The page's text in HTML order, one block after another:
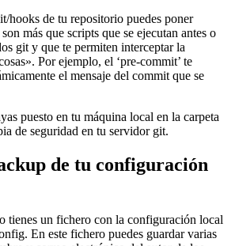
hooks de tu repositorio puedes poner
más que scripts que se ejecutan antes o
git y que te permiten interceptar la
Por ejemplo, el ‘pre-commit’ te
el mensaje del commit que se
puesto en tu máquina local en la carpeta
de seguridad en tu servidor git.
de tu configuración
tienes un fichero con la configuración local
En este fichero puedes guardar varias